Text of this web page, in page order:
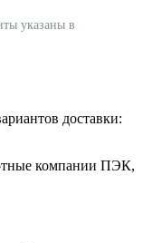
указаны в
доставки:
компании ПЭК,